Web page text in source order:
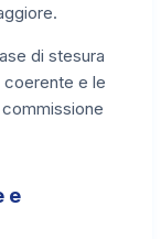
di stesura
coerente e le
e